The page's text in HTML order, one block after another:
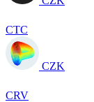
CTC
CZK
CRV